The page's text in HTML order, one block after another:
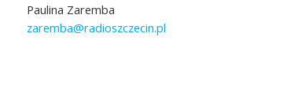
Paulina Zaremba
zaremba@radioszczecin.pl